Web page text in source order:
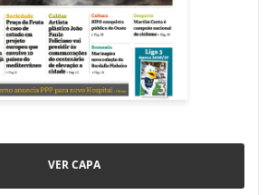
VER CAPA